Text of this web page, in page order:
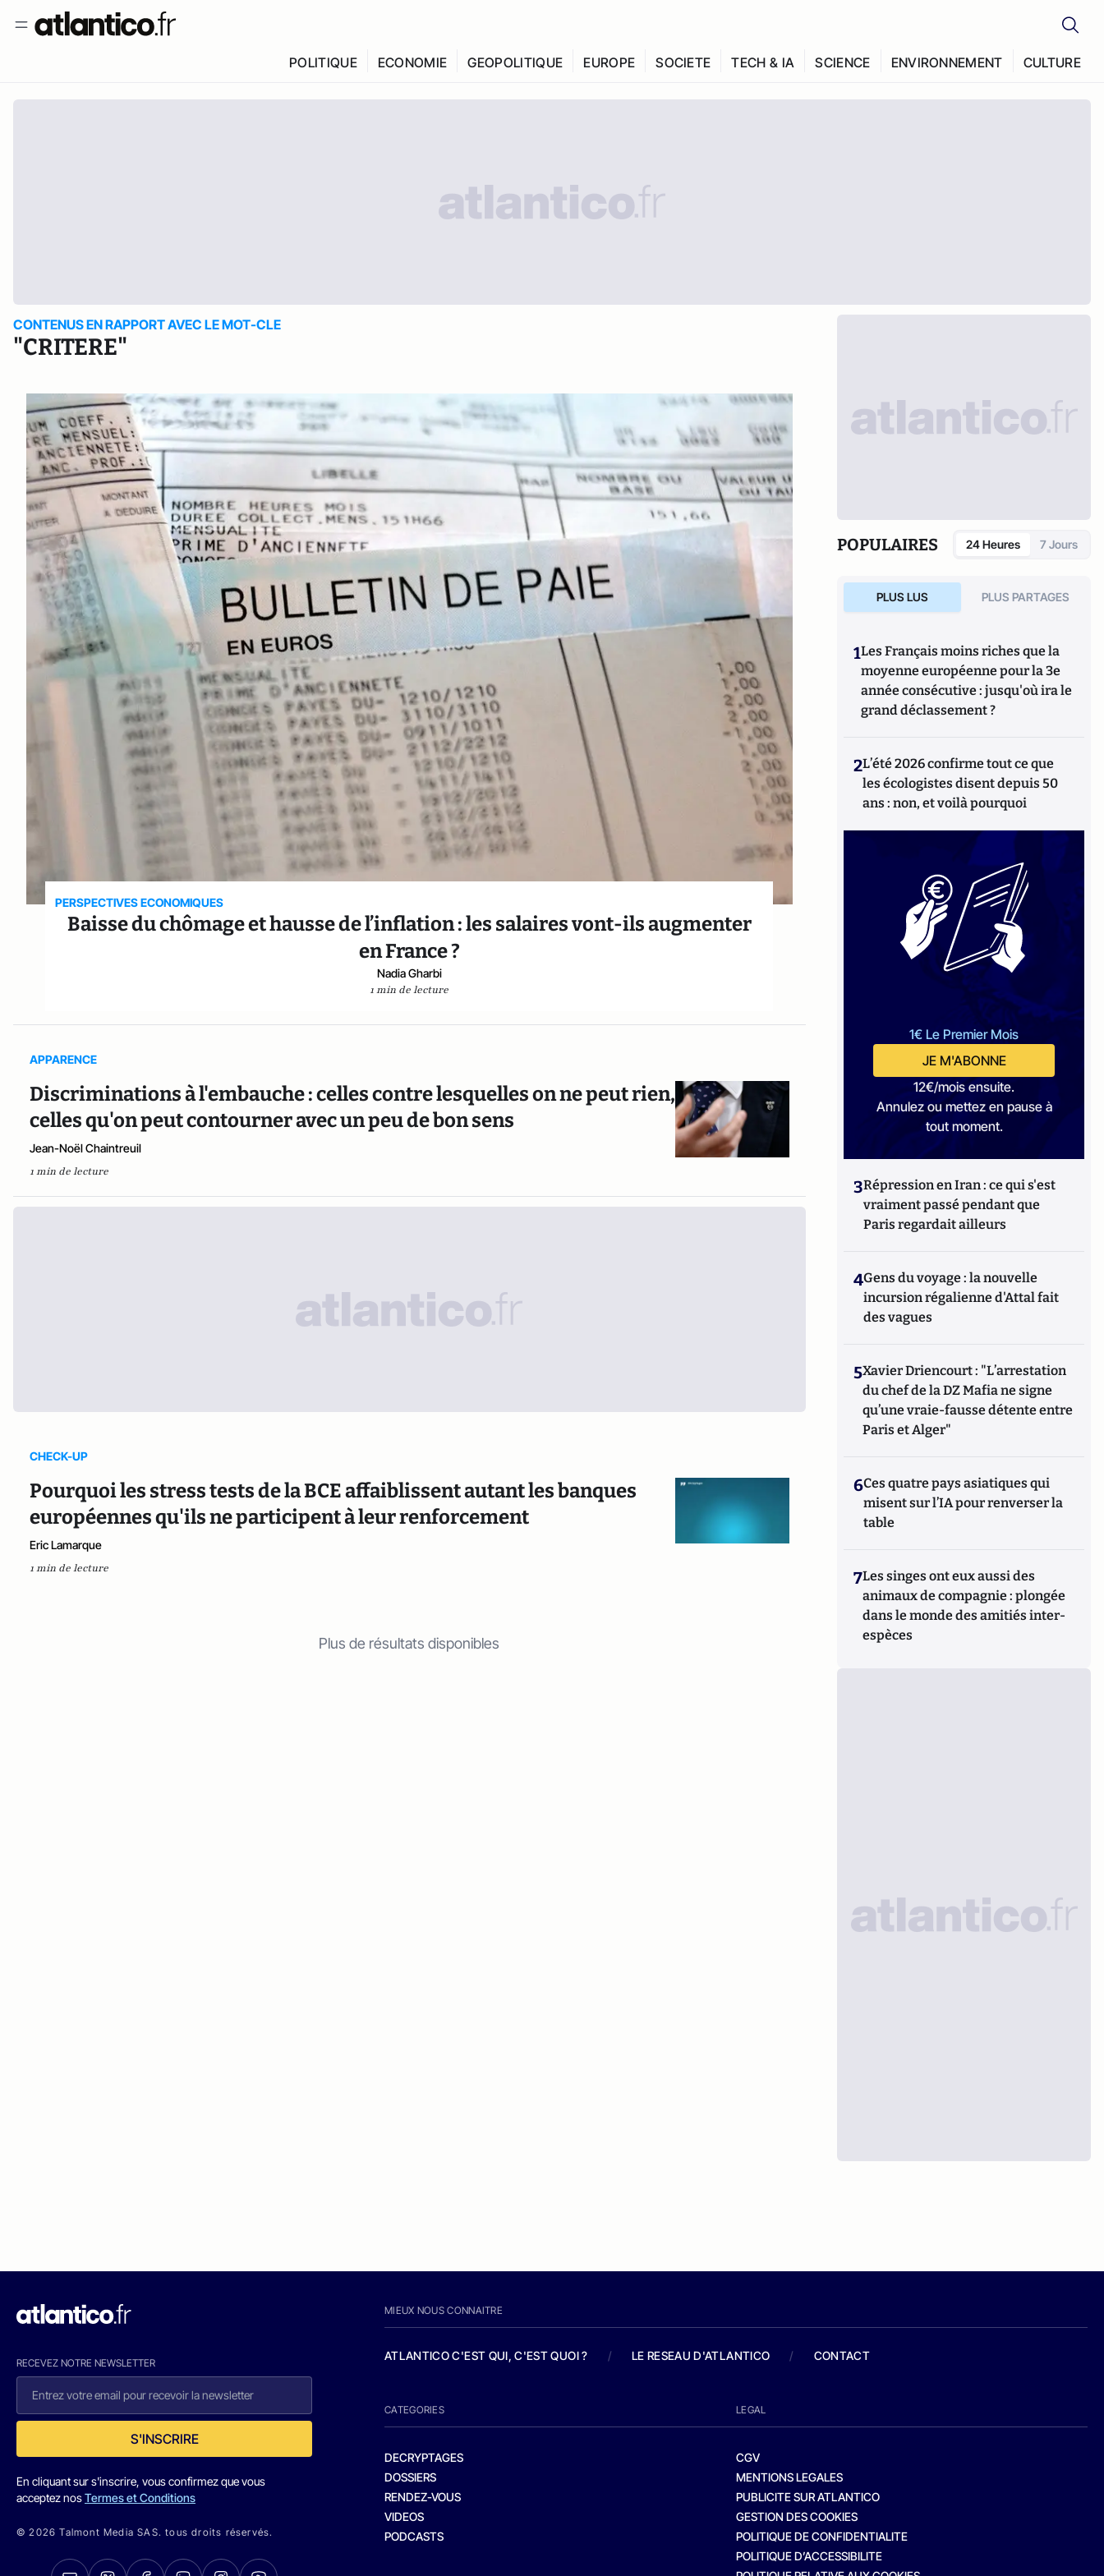
POLITIQUE ECONOMIE GEOPOLITIQUE EUROPE SOCIETE TECH & IA SCIENCE ENVIRONNEMENT CULTURE
CONTENUS EN RAPPORT AVEC LE MOT-CLE
"CRITERE"
PERSPECTIVES ECONOMIQUES
Baisse du chômage et hausse de l’inflation : les salaires vont-ils augmenter
en France ?
Nadia Gharbi
1 min de lecture
APPARENCE
Discriminations à l'embauche : celles contre lesquelles on ne peut rien,
celles qu'on peut contourner avec un peu de bon sens
Jean-Noël Chaintreuil
1 min de lecture
CHECK-UP
Pourquoi les stress tests de la BCE affaiblissent autant les banques
européennes qu'ils ne participent à leur renforcement
Eric Lamarque
1 min de lecture
Plus de résultats disponibles
POPULAIRES 24 Heures 7 Jours
PLUS LUS PLUS PARTAGES
1Les Français moins riches que la
moyenne européenne pour la 3e
année consécutive : jusqu'où ira le
grand déclassement ?
2L’été 2026 confirme tout ce que
les écologistes disent depuis 50
ans : non, et voilà pourquoi
1€ Le Premier Mois
JE M'ABONNE
12€/mois ensuite.
Annulez ou mettez en pause à
tout moment.
3Répression en Iran : ce qui s'est
vraiment passé pendant que
Paris regardait ailleurs
4Gens du voyage : la nouvelle
incursion régalienne d'Attal fait
des vagues
5Xavier Driencourt : "L’arrestation
du chef de la DZ Mafia ne signe
qu’une vraie-fausse détente entre
Paris et Alger"
6Ces quatre pays asiatiques qui
misent sur l’IA pour renverser la
table
7Les singes ont eux aussi des
animaux de compagnie : plongée
dans le monde des amitiés inter-
espèces
RECEVEZ NOTRE NEWSLETTER
S'INSCRIRE
En cliquant sur s'inscrire, vous confirmez que vous
acceptez nosTermes et Conditions
© 2026 Talmont Media SAS. tous droits réservés.
MIEUX NOUS CONNAITRE
ATLANTICO C'EST QUI, C'EST QUOI ? / LE RESEAU D'ATLANTICO / CONTACT
CATEGORIES
DECRYPTAGES
DOSSIERS
RENDEZ-VOUS
VIDEOS
PODCASTS
LEGAL
CGV
MENTIONS LEGALES
PUBLICITE SUR ATLANTICO
GESTION DES COOKIES
POLITIQUE DE CONFIDENTIALITE
POLITIQUE D’ACCESSIBILITE